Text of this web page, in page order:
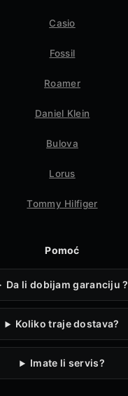
Casio
Fossil
Roamer
Daniel Klein
Bulova
Lorus
Tommy Hilfiger
Pomoć
Da li dobijam garanciju ?
Koliko traje dostava?
Imate li servis?